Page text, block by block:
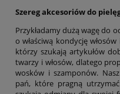
Szereg akcesoriów do
Przykładamy dużą wagę do
o właściwą kondycję
którzy szukają artykułów
twarzy i włosów, dlatego
wosków i szamponów.
pań, które pragną